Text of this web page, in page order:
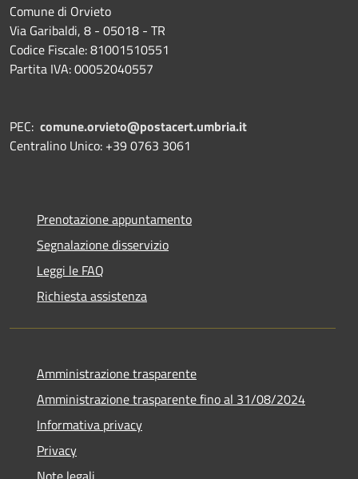
Comune di Orvieto
Via Garibaldi, 8 - 05018 - TR
Codice Fiscale: 81001510551
Partita IVA: 00052040557
PEC: comune.orvieto@postacert.umbria.it
Centralino Unico: +39 0763 3061
Prenotazione appuntamento
Segnalazione disservizio
Leggi le FAQ
Richiesta assistenza
Amministrazione trasparente
Amministrazione trasparente fino al 31/08/2024
Informativa privacy
Privacy